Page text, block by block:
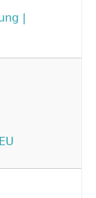
|